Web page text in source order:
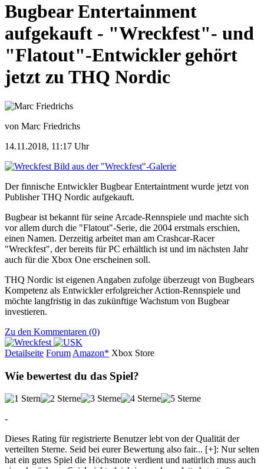
Bugbear Entertainment
aufgekauft - "Wreckfest"- und
"Flatout"-Entwickler gehört
jetzt zu THQ Nordic
von Marc Friedrichs
14.11.2018, 11:17 Uhr
Bild aus der "Wreckfest"-Galerie
Der finnische Entwickler Bugbear Entertaintment wurde jetzt von
Publisher THQ Nordic aufgekauft.
Bugbear ist bekannt für seine Arcade-Rennspiele und machte sich
vor allem durch die "Flatout"-Serie, die 2004 erstmals erschien,
einen Namen. Derzeitig arbeitet man am Crashcar-Racer
"Wreckfest", der bereits für PC erhältlich ist und im nächsten Jahr
auch für die Xbox One erscheinen soll.
THQ Nordic ist eigenen Angaben zufolge überzeugt von Bugbears
Kompetenz als Entwickler erfolgreicher Action-Rennspiele und
möchte langfristig in das zukünftige Wachstum von Bugbear
investieren.
Zu den Kommentaren (0)
Detailseite Forum Amazon* Xbox Store
Wie bewertest du das Spiel?
-
Dieses Rating für registrierte Benutzer lebt von der Qualität der
verteilten Sterne. Seid bei eurer Bewertung also fair... [+]: Nur selten
hat ein gutes Spiel die Höchstnote verdient und natürlich muss auch